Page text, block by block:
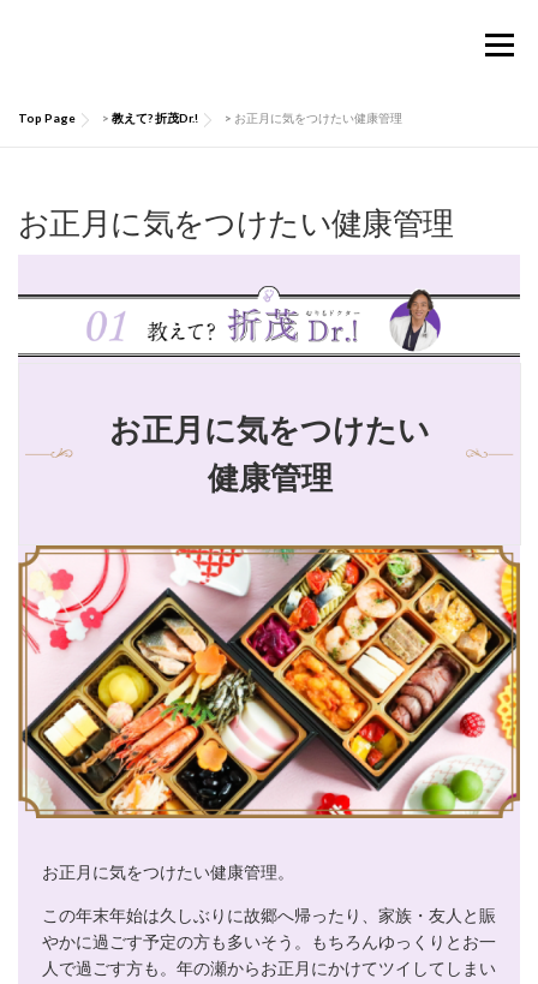
メニュー
お買い物ガイド 肌にいい話 Q&A
お問い合わせ マイページ
Top Page > 教えて? 折茂Dr.! > お正月に気をつけたい健康管理
お正月に気をつけたい健康管理
お正月に気をつけたい
健康管理
お正月に気をつけたい健康管理。
この年末年始は久しぶりに故郷へ帰ったり、家族・友人と賑
やかに過ごす予定の方も多いそう。もちろんゆっくりとお一
人で過ごす方も。年の瀬からお正月にかけてツイしてしまい